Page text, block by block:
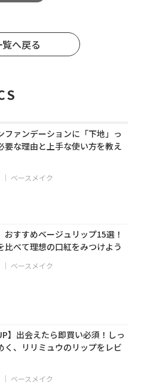
へ戻る
ファンデーションに「下地」っ
要な理由と上手な使い方を教え
｜ ベースメイク
おすすめベージュリップ15選！
比べて理想の口紅をみつけよう
｜ ベースメイク
】出会えたら即買い必須！しっ
く、リリミュウのリップをレビ
｜ ベースメイク